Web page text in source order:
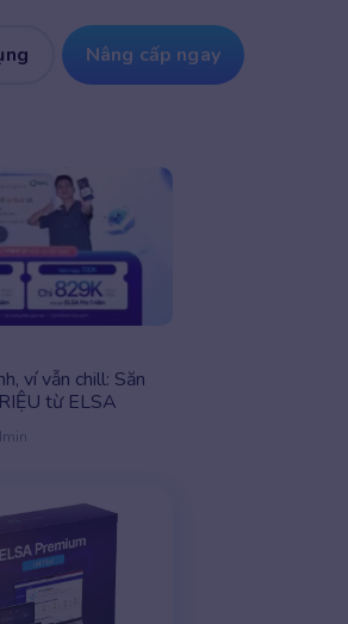
Nâng cấp ngay
ví vẫn chill: Săn
từ ELSA